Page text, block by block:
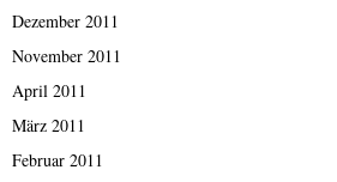
Dezember 2011
November 2011
April 2011
März 2011
Februar 2011